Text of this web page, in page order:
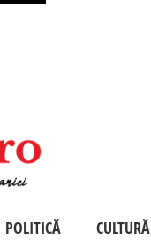
POLITICĂ CULTURĂ